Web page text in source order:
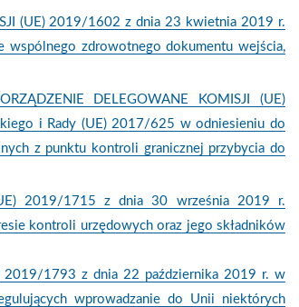
(UE) 2019/1602 z dnia 23 kwietnia 2019 r.
wspólnego zdrowotnego dokumentu wejścia,
DELEGOWANE KOMISJI (UE)
i Rady (UE) 2017/625 w odniesieniu do
z punktu kontroli granicznej przybycia do
2019/1715 z dnia 30 września 2019 r.
kontroli urzędowych oraz jego składników
2019/1793 z dnia 22 października 2019 r. w
wprowadzanie do Unii niektórych